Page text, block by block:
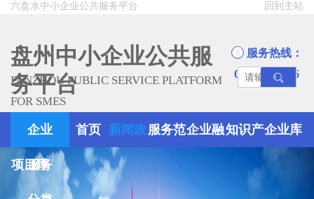
回到主站
六盘水中小企业公共服务平台
盘州中小企业公共服
务平台
PANZHOU PUBLIC SERVICE PLATFORM
FOR SMES
服务热线：
0858-8945666
企业
服务
首页 新闻政
策
服务范企业融知识产企业库
项目库